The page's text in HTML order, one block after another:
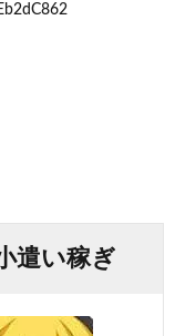
遣い稼ぎ